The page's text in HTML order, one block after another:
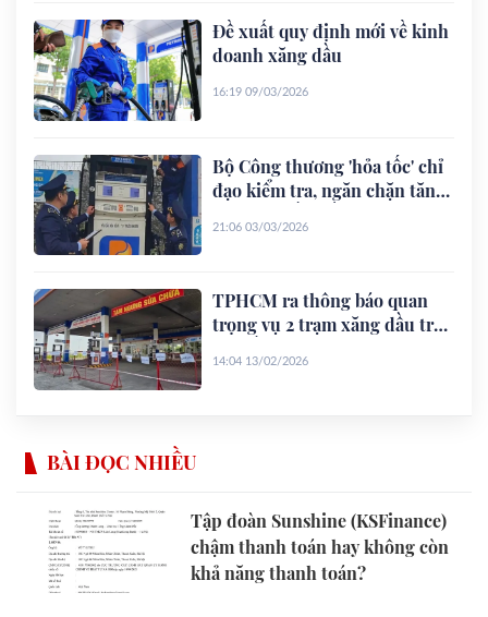
Đề xuất quy định mới về kinh
doanh xăng dầu
16:19 09/03/2026
Bộ Công thương 'hỏa tốc' chỉ
đạo kiểm tra, ngăn chặn tăng
21:06 03/03/2026
TPHCM ra thông báo quan
trọng vụ 2 trạm xăng dầu trên
Thành – Dầu Giây
14:04 13/02/2026
BÀI ĐỌC NHIỀU
Tập đoàn Sunshine (KSFinance)
chậm thanh toán hay không còn
khả năng thanh toán?